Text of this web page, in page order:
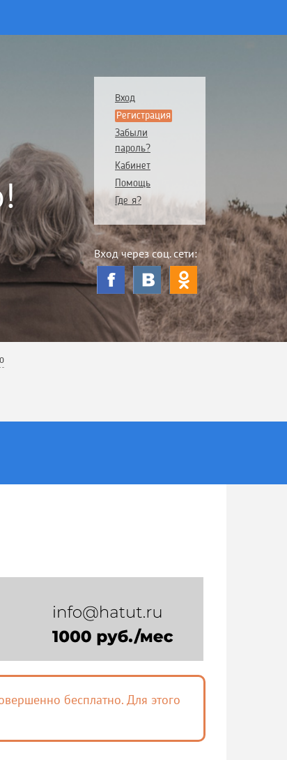
Вход
Регистрация
Забыли
пароль?
Кабинет
Помощь
Где я?
Вход через соц. сети:
бесплатно. Для этого